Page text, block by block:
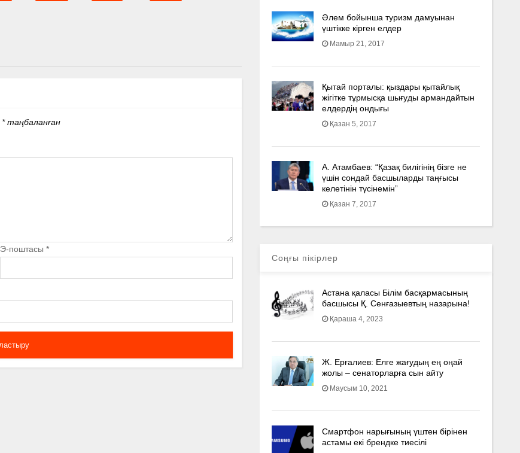
*таңбаланған
Э-поштасы*
Әлем бойынша туризм дамуынан
үштікке кірген елдер
Мамыр 21, 2017
Қытай порталы: қыздары қытайлық
жігітке тұрмысқа шығуды армандайтын
елдердің ондығы
Қазан 5, 2017
А. Атамбаев: “Қазақ билігінің бізге не
үшін сондай басшыларды таңғысы
келетінін түсінемін”
Қазан 7, 2017
Соңғы пікірлер
Астана қаласы Білім басқармасының
басшысы Қ. Сенғазыевтың назарына!
Қараша 4, 2023
Ж. Ерғалиев: Елге жағудың ең оңай
жолы – сенаторларға сын айту
Маусым 10, 2021
Смартфон нарығының үштен бірінен
астамы екі брендке тиесілі